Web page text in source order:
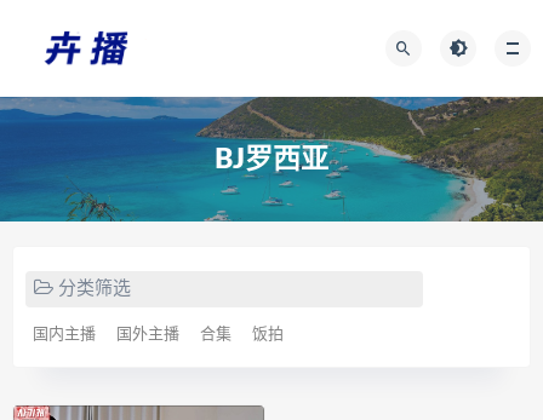
BJ罗西亚
分类筛选
国内主播 国外主播 合集 饭拍